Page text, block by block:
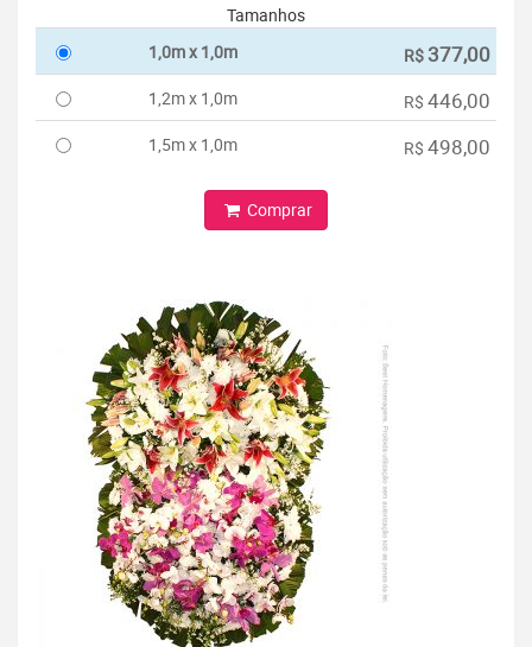
Tamanhos
1,0m x 1,0m
R$ 377,00
1,2m x 1,0m R$ 446,00
1,5m x 1,0m R$ 498,00
Comprar